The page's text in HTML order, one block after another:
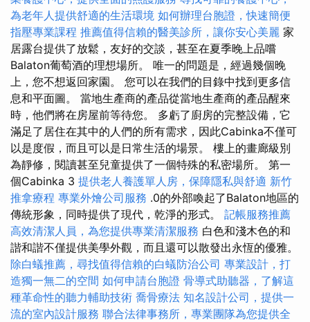
為老年人提供舒適的生活環境 如何辦理台胞證，快速簡便
指壓專業課程 推薦值得信賴的醫美診所，讓你安心美麗 家
居露台提供了放鬆，友好的交談，甚至在夏季晚上品嚐
Balaton葡萄酒的理想場所。 唯一的問題是，經過幾個晚
上，您不想返回家園。 您可以在我們的目錄中找到更多信
息和平面圖。 當地生產商的產品從當地生產商的產品醒來
時，他們將在房屋前等待您。 多虧了廚房的完整設備，它
滿足了居住在其中的人們的所有需求，因此Cabinka不僅可
以是度假，而且可以是日常生活的場景。 樓上的畫廊級別
為靜修，閱讀甚至兒童提供了一個特殊的私密場所。 第一
個Cabinka 3 提供老人養護單人房，保障隱私與舒適 新竹
推拿療程 專業外燴公司服務 .0的外部喚起了Balaton地區的
傳統形象，同時提供了現代，乾淨的形式。 記帳服務推薦
高效清潔人員，為您提供專業清潔服務 白色和淺木色的和
諧和諧不僅提供美學外觀，而且還可以散發出永恆的優雅。
除白蟻推薦，尋找值得信賴的白蟻防治公司 專業設計，打
造獨一無二的空間 如何申請台胞證 骨導式助聽器，了解這
種革命性的聽力輔助技術 喬骨療法 知名設計公司，提供一
流的室內設計服務 聯合法律事務所，專業團隊為您提供全